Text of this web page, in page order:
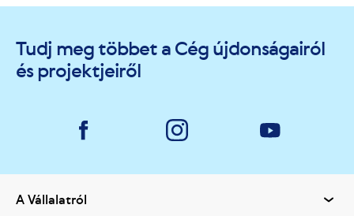
Tudj meg többet a Cég újdonságairól
és projektjeiről
A Vállalatról